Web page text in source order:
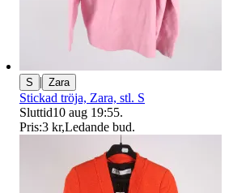
S | Zara
Stickad tröja, Zara, stl. S
Sluttid10 aug 19:55.
Pris:3 kr,Ledande bud.